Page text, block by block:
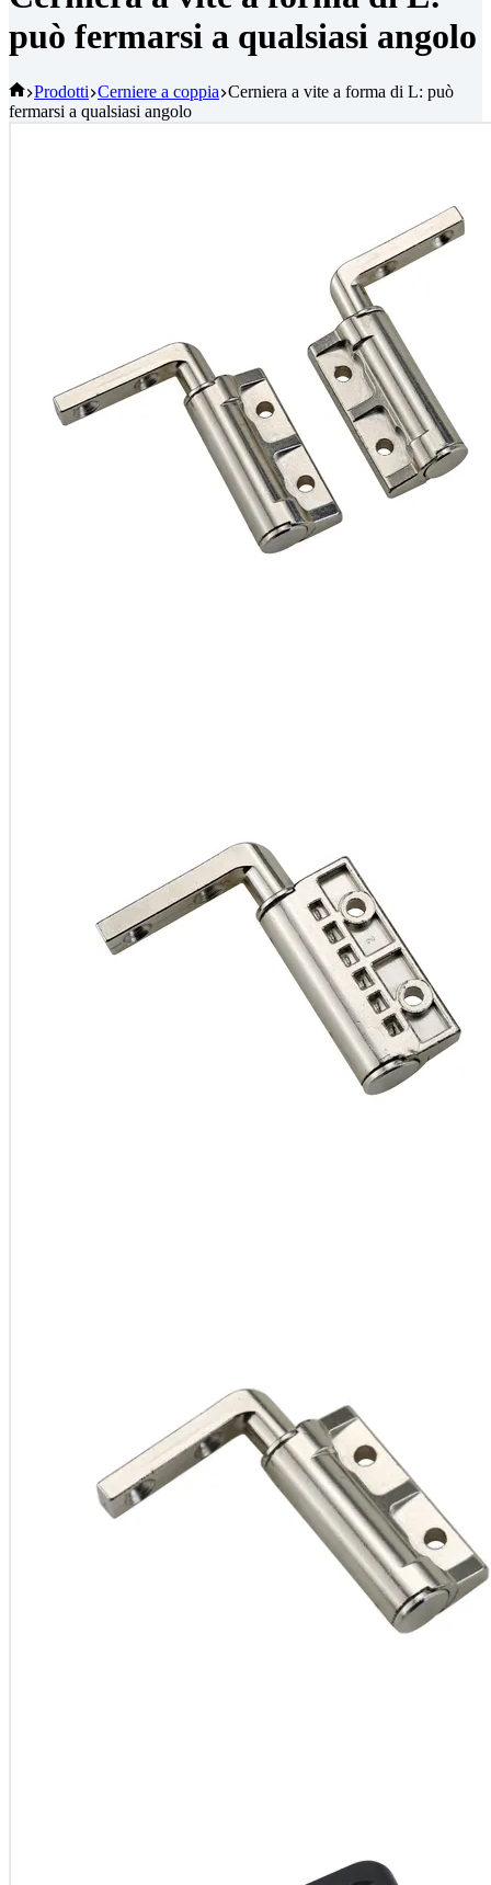
può fermarsi a qualsiasi angolo
Casa
Prodotti Cerniere a coppia Cerniera a vite a forma di L: può
fermarsi a qualsiasi angolo